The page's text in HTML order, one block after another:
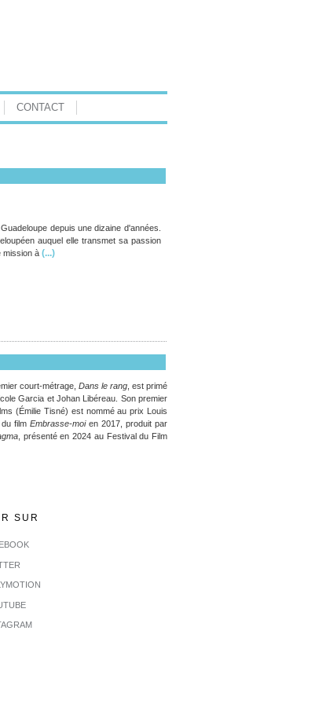
CONTACT
depuis une dizaine d'années.
auquel elle transmet sa passion
mission à (...)
court-métrage, Dans le rang , est primé
Garcia et Johan Libéreau. Son premier
(Émilie Tisné) est nommé au prix Louis
film Embrasse-moien 2017, produit par
, présenté en 2024 au Festival du Film
SUR